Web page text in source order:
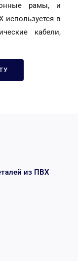
рамы, и
используется в
кабели,
из ПВХ